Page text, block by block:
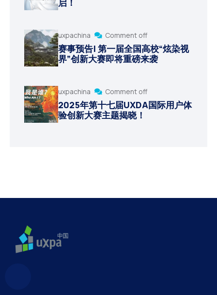
uxpachina Comment off
赛事预告| 第一届全国高校“炫染视
界”创新大赛即将重磅来袭
uxpachina Comment off
2025年第十七届UXDA国际用户体
验创新大赛主题揭晓！